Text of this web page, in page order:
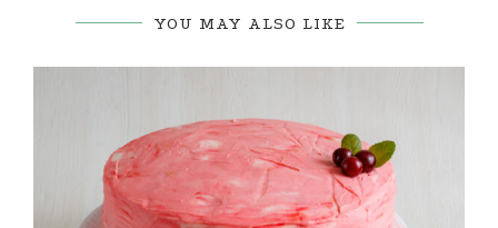
YOU MAY ALSO LIKE